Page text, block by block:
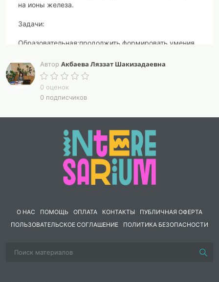
на ионы железа.
Задачи:
Образовательная:продолжить формировать умения
периодической системе химических элементов, на
основе строения атома объяснять физические и
химические свойства металла, совершенствовать
умения школьников при составлении химических
Развивающая:продолжить развивать критическое
мышление, навыков самостоятельности и
способности к рефлексии, коммуникативные умения
в ходе коллективной и парной работы, умения
работать с химическими веществами, с текстом
учебника, умения делать выводы.
положительной мотивации учения, правильной
самооценки, чувства ответственности, убедить в
пониманию процессов, происходящих в
Автор Акбаева Ляззат Шакизадаевна
0 оценок
0 подписчиков
О НАС ПОМОЩЬ ОПЛАТА КОНТАКТЫ
ПУБЛИЧНАЯ ОФЕРТА
ПОЛЬЗОВАТЕЛЬСКОЕ СОГЛАШЕНИЕ
ПОЛИТИКА БЕЗОПАСНОСТИ